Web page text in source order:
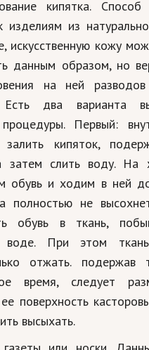
кипятка. Способ
изделиям из
искусственную кожу
данным образом, но
на ней
Есть два варианта
Первый:
залить кипяток,
затем слить воду. На
обувь и ходим в ней
полностью не
обувь в ткань,
воде. При этом
отжать. подержав
время, следует
поверхность
высыхать.